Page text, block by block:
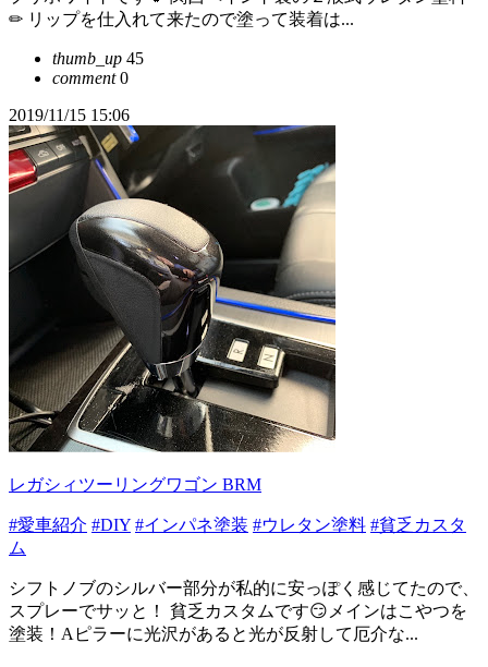
✏ リップを仕入れて来たので塗って装着は...
thumb_up 45
comment0
2019/11/15 15:06
レガシィツーリングワゴン BRM
#愛車紹介 #DIY #インパネ塗装 #ウレタン塗料 #貧乏カスタ
ム
シフトノブのシルバー部分が私的に安っぽく感じてたので、
スプレーでサッと！ 貧乏カスタムです😏メインはこやつを
塗装！Aピラーに光沢があると光が反射して厄介な...